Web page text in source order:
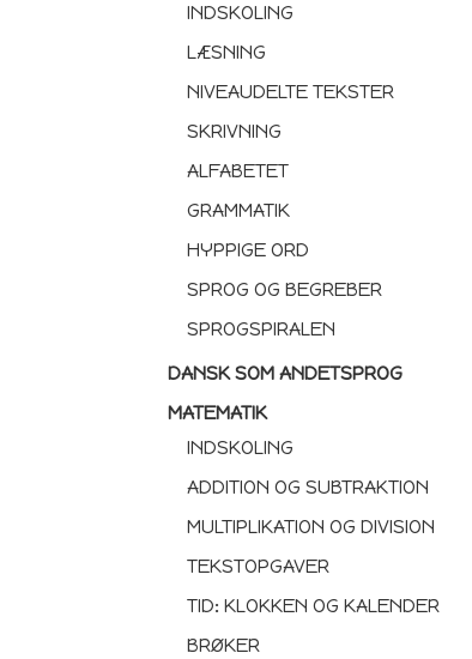
INDSKOLING
LÆSNING
NIVEAUDELTE TEKSTER
SKRIVNING
ALFABETET
GRAMMATIK
HYPPIGE ORD
SPROG OG BEGREBER
SPROGSPIRALEN
DANSK SOM ANDETSPROG
MATEMATIK
INDSKOLING
ADDITION OG SUBTRAKTION
MULTIPLIKATION OG DIVISION
TEKSTOPGAVER
TID: KLOKKEN OG KALENDER
BRØKER